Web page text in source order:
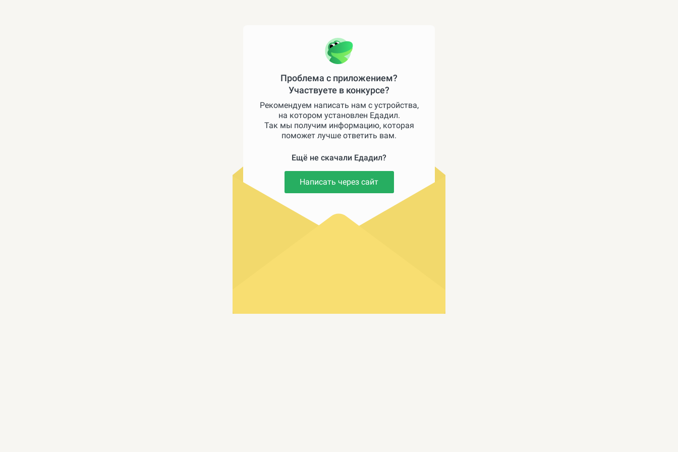
Проблема с приложением?
Участвуете в конкурсе?
Рекомендуем написать нам с устройства,
на котором установлен Едадил.
Так мы получим информацию, которая
поможет лучше ответить вам.
Ещё не скачали Едадил?
Написать через сайт